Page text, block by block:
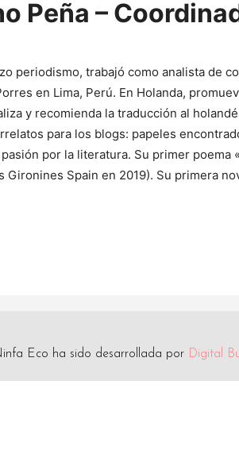
Peña –
periodismo, trabajó como analista de
en Lima, Perú. En Holanda,
y recomienda la traducción al
para los blogs: papeles
por la literatura. Su primer
Gironines Spain en 2019). Su primera
Eco ha sido desarrollada por Digital